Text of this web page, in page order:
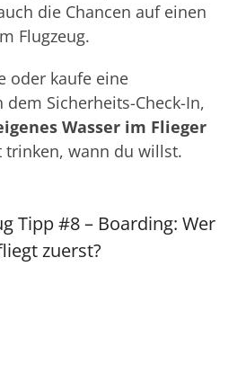
die Chancen auf einen
Flugzeug.
oder kaufe eine
Sicherheits-Check-In,
Wasser im Flieger
trinken, wann du willst.
Tipp #8 – Boarding: Wer
zuerst?